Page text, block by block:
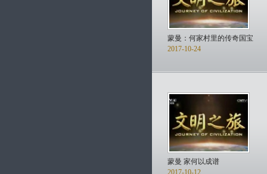
蒙曼：何家村里的传奇国宝
2017-10-24
蒙曼 家何以成谱
2017-10-12